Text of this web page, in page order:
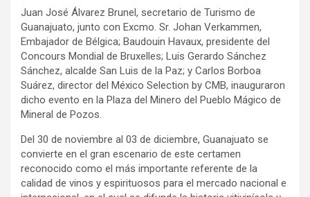
Juan José Álvarez Brunel, secretario de Turismo de
Guanajuato, junto con Excmo. Sr. Johan Verkammen,
Embajador de Bélgica; Baudouin Havaux, presidente del
Concours Mondial de Bruxelles; Luis Gerardo Sánchez
Sánchez, alcalde San Luis de la Paz; y Carlos Borboa
Suárez, director del México Selection by CMB, inauguraron
dicho evento en la Plaza del Minero del Pueblo Mágico de
Mineral de Pozos.
Del 30 de noviembre al 03 de diciembre, Guanajuato se
convierte en el gran escenario de este certamen
reconocido como el más importante referente de la
calidad de vinos y espirituosos para el mercado nacional e